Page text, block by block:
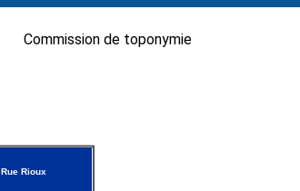
Commission de toponymie
Rue Rioux